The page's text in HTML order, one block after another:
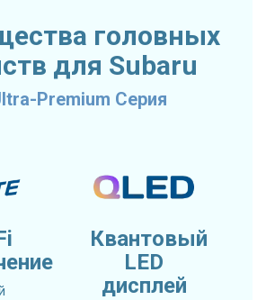
головных
для Subaru
Premium Серия
Квантовый
LED
дисплей